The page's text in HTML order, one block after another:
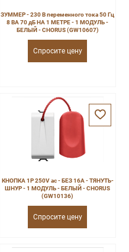
ЗУММЕР - 230 В переменного тока 50 Гц
8 ВА 70 дБ НА 1 МЕТРЕ - 1 МОДУЛЬ -
БЕЛЫЙ - CHORUS (GW10607)
Спросите цену
КНОПКА 1P 250V ac - БЕЗ 16A - ТЯНУТЬ-
ШНУР - 1 МОДУЛЬ - БЕЛЫЙ - CHORUS
(GW10136)
Спросите цену